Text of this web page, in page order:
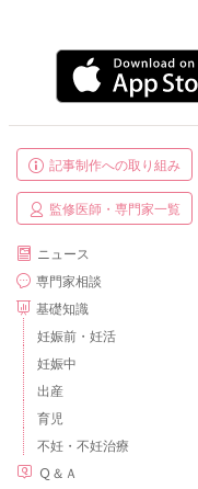
記事制作への取り組み
監修医師・専門家一覧
ニュース
専門家相談
基礎知識
妊娠前・妊活
妊娠中
出産
育児
不妊・不妊治療
Ｑ＆Ａ